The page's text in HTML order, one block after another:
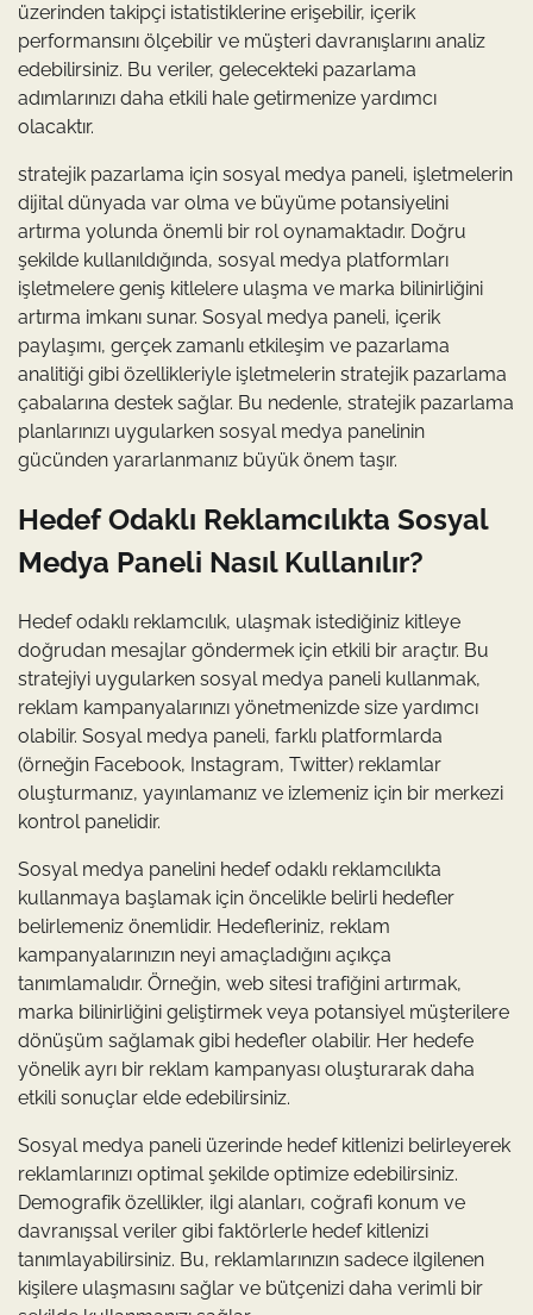
üzerinden takipçi istatistiklerine erişebilir, içerik
performansını ölçebilir ve müşteri davranışlarını analiz
edebilirsiniz. Bu veriler, gelecekteki pazarlama
adımlarınızı daha etkili hale getirmenize yardımcı
olacaktır.
stratejik pazarlama için sosyal medya paneli, işletmelerin
dijital dünyada var olma ve büyüme potansiyelini
artırma yolunda önemli bir rol oynamaktadır. Doğru
şekilde kullanıldığında, sosyal medya platformları
işletmelere geniş kitlelere ulaşma ve marka bilinirliğini
artırma imkanı sunar. Sosyal medya paneli, içerik
paylaşımı, gerçek zamanlı etkileşim ve pazarlama
analitiği gibi özellikleriyle işletmelerin stratejik pazarlama
çabalarına destek sağlar. Bu nedenle, stratejik pazarlama
planlarınızı uygularken sosyal medya panelinin
gücünden yararlanmanız büyük önem taşır.
Hedef Odaklı Reklamcılıkta Sosyal
Medya Paneli Nasıl Kullanılır?
Hedef odaklı reklamcılık, ulaşmak istediğiniz kitleye
doğrudan mesajlar göndermek için etkili bir araçtır. Bu
stratejiyi uygularken sosyal medya paneli kullanmak,
reklam kampanyalarınızı yönetmenizde size yardımcı
olabilir. Sosyal medya paneli, farklı platformlarda
(örneğin Facebook, Instagram, Twitter) reklamlar
oluşturmanız, yayınlamanız ve izlemeniz için bir merkezi
kontrol panelidir.
Sosyal medya panelini hedef odaklı reklamcılıkta
kullanmaya başlamak için öncelikle belirli hedefler
belirlemeniz önemlidir. Hedefleriniz, reklam
kampanyalarınızın neyi amaçladığını açıkça
tanımlamalıdır. Örneğin, web sitesi trafiğini artırmak,
marka bilinirliğini geliştirmek veya potansiyel müşterilere
dönüşüm sağlamak gibi hedefler olabilir. Her hedefe
yönelik ayrı bir reklam kampanyası oluşturarak daha
etkili sonuçlar elde edebilirsiniz.
Sosyal medya paneli üzerinde hedef kitlenizi belirleyerek
reklamlarınızı optimal şekilde optimize edebilirsiniz.
Demografik özellikler, ilgi alanları, coğrafi konum ve
davranışsal veriler gibi faktörlerle hedef kitlenizi
tanımlayabilirsiniz. Bu, reklamlarınızın sadece ilgilenen
kişilere ulaşmasını sağlar ve bütçenizi daha verimli bir